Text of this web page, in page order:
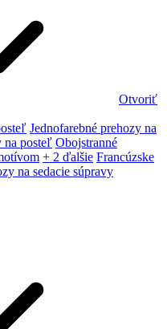
Otvoriť
Jednofarebné prehozy na
na posteľ Obojstranné
+ 2 ďalšie Francúzske
na sedacie súpravy